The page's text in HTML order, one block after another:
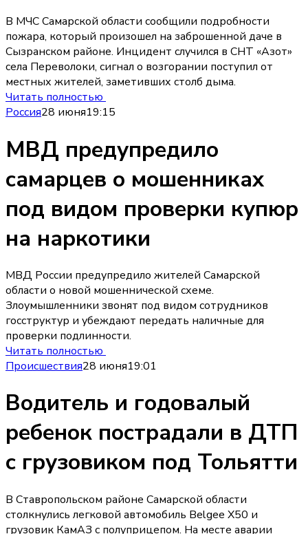
В МЧС Самарской области сообщили подробности
пожара, который произошел на заброшенной даче в
Сызранском районе. Инцидент случился в СНТ «Азот»
села Переволоки, сигнал о возгорании поступил от
местных жителей, заметивших столб дыма.
Читать полностью
Россия28 июня19:15
МВД предупредило
самарцев о мошенниках
под видом проверки купюр
на наркотики
МВД России предупредило жителей Самарской
области о новой мошеннической схеме.
Злоумышленники звонят под видом сотрудников
госструктур и убеждают передать наличные для
проверки подлинности.
Читать полностью
Происшествия28 июня19:01
Водитель и годовалый
ребенок пострадали в ДТП
с грузовиком под Тольятти
В Ставропольском районе Самарской области
столкнулись легковой автомобиль Belgee X50 и
грузовик КамАЗ с полуприцепом. На месте аварии